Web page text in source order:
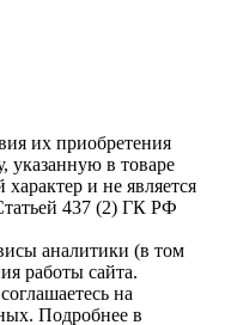
их приобретения
указанную в товаре
и не является
437 (2) ГК РФ
аналитики (в том
работы сайта.
на
Подробнее в